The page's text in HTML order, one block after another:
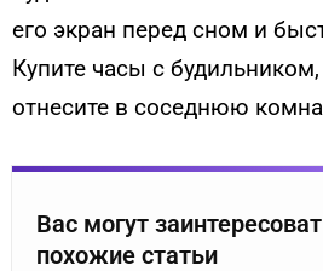
его экран перед сном и
Купите часы с
отнесите в соседнюю
Вас могут
похожие статьи